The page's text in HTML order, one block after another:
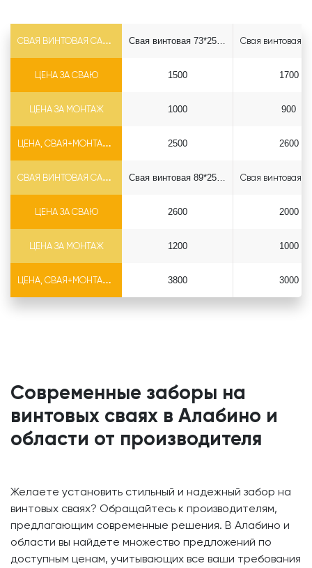
СВАЯ ВИНТОВАЯ САМОРЕЗ Ф73*5.5
ЦЕНА ЗА СВАЮ
ЦЕНА ЗА МОНТАЖ
ЦЕНА, СВАЯ+МОНТАЖ (БЕЗ ОГОЛОВКА)
Свая винтовая 73*2500 саморез
1500
1000
2500
1700
900
2600
СВАЯ ВИНТОВАЯ САМОРЕЗ Ф89*6.5
ЦЕНА ЗА СВАЮ
ЦЕНА ЗА МОНТАЖ
ЦЕНА, СВАЯ+МОНТАЖ (БЕЗ ОГОЛОВКА)
Свая винтовая 89*2500 саморез
2600
1200
3800
2000
1000
3000
Современные заборы на
винтовых сваях в Алабино и
области от производителя
Желаете установить стильный и надежный забор на
винтовых сваях? Обращайтесь к производителям,
предлагающим современные решения. В Алабино и
области вы найдете множество предложений по
доступным ценам, учитывающих все ваши требования